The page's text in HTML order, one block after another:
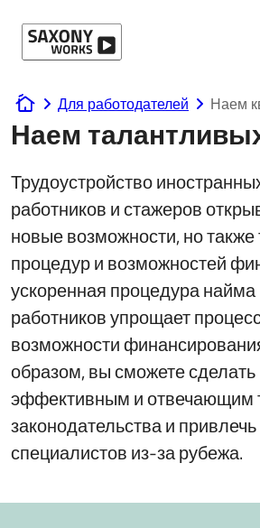
www.saxony-works.com
Для работодателей Наем
Наем
Трудоустройство
работников и стажеров
новые возможности, но
процедур и возможностей
ускоренная процедура
работников упрощает
возможности
образом, вы сможете
эффективным и отвечающим
законодательства и
специалистов из-за рубежа.